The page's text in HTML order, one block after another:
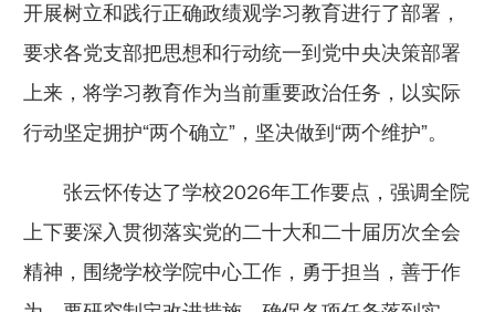
开展树立和践行正确政绩观学习教育进行了部署，
要求各党支部把思想和行动统一到党中央决策部署
上来，将学习教育作为当前重要政治任务，以实际
行动坚定拥护“两个确立”，坚决做到“两个维护”。
张云怀传达了学校2026年工作要点，强调全院
上下要深入贯彻落实党的二十大和二十届历次全会
精神，围绕学校学院中心工作，勇于担当，善于作